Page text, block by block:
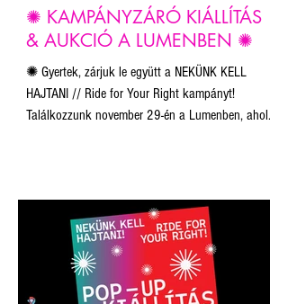
✺ KAMPÁNYZÁRÓ KIÁLLÍTÁS
& AUKCIÓ A LUMENBEN ✺
✺ Gyertek, zárjuk le együtt a NEKÜNK KELL
HAJTANI // Ride for Your Right kampányt!
Találkozzunk november 29-én a Lumenben, ahol